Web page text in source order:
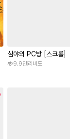
심야의 PC방 [스크롤]
9.9만리비도